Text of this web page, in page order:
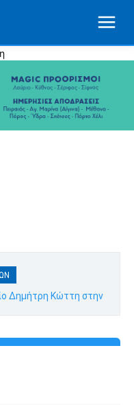
Δημήτρη Κώττη στην